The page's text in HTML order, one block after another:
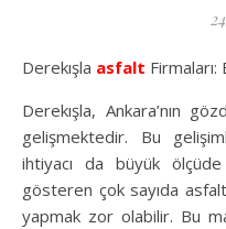
Derekışla asfalt
Derekışla, Ankara’nın
gelişmektedir. Bu
ihtiyacı da büyük ölçüde
gösteren çok sayıda
yapmak zor olabilir. Bu